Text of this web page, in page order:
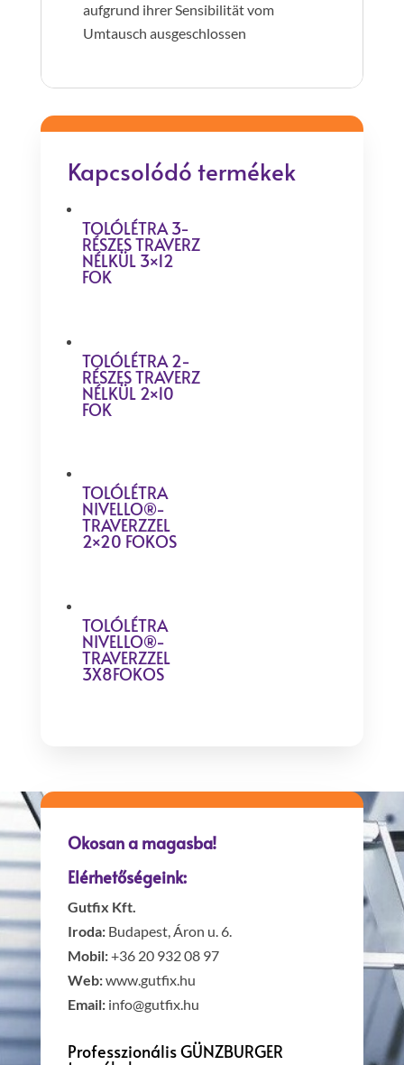
aufgrund ihrer Sensibilität vom
Umtausch ausgeschlossen
Kapcsolódó termékek
TOLÓLÉTRA 3-
RÉSZES TRAVERZ
NÉLKÜL 3×12
FOK
TOLÓLÉTRA 2-
RÉSZES TRAVERZ
NÉLKÜL 2×10
FOK
TOLÓLÉTRA
NIVELLO®-
TRAVERZZEL
2×20 FOKOS
TOLÓLÉTRA
NIVELLO®-
TRAVERZZEL
3X8FOKOS
Okosan a magasba!
Elérhetőségeink:
Gutfix Kft.
Iroda:Budapest, Áron u. 6.
Mobil:+36 20 932 08 97
Web:www.gutfix.hu
Email: info@gutfix.hu
Professzionális GÜNZBURGER